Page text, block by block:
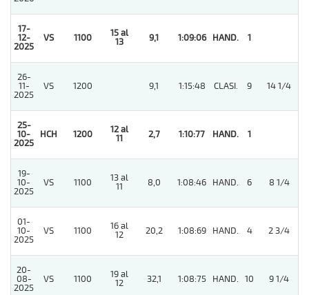
17-
12-
2025
VS 1100
15 al
13
9,1 1:09:06 HAND. 1
26-
11-
2025
VS 1200 9,1 1:15:48 CLASI. 9 14 1/4
25-
10-
2025
HCH 1200
12 al
11
2,7 1:10:77 HAND. 1
19-
10-
2025
VS 1100
13 al
11
8,0 1:08:46 HAND. 6 8 1/4
01-
10-
2025
VS 1100
16 al
12
20,2 1:08:69 HAND. 4 2 3/4
20-
08-
2025
VS 1100
19 al
12
32,1 1:08:75 HAND. 10 9 1/4